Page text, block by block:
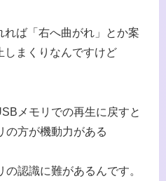
れば「右へ曲がれ」とか案
しまくりなんですけど
メモリでの再生に戻すと
の方が機動力がある
認識に難があるんです。